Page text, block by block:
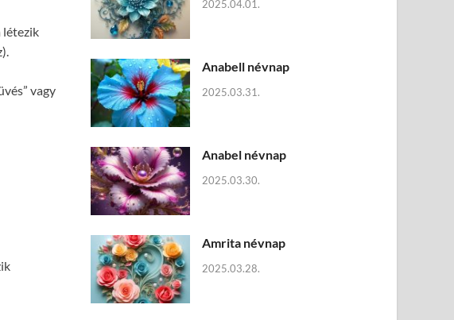
létezik
vagy
2025.04.01.
Anabell névnap
2025.03.31.
Anabel névnap
2025.03.30.
Amrita névnap
2025.03.28.